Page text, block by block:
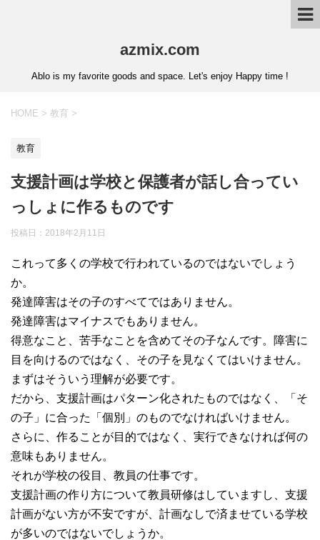
azmix.com
Ablo is my favorite goods and space. Let's enjoy Happy time !
HOME > 教育 >
教育
支援計画は学校と保護者が話し合ってい
っしょに作るものです
投稿日： 2018年2月11日
これって多くの学校で行われているのではないでしょう
か。
発達障害はその子のすべてではありません。
発達障害はマイナスでもありません。
得意なこと、苦手なことを含めてその子なんです。障害に
目を向けるのではなく、その子を見なくてはいけません。
まずはそういう理解が必要です。
だから、支援計画はパターン化されたものではなく、「そ
の子」に合った「個別」のものでなければいけません。
さらに、作ることが目的ではなく、実行できなければ何の
意味もありません。
それが学校の役目、教員の仕事です。
支援計画の作り方について教員研修はしていますし、支援
計画がない方が不安ですが、計画なしで済ませている学校
が多いのではないでしょうか。